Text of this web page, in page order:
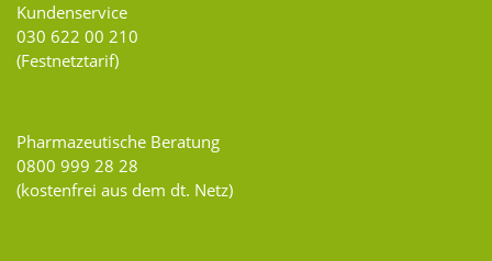
Kundenservice
030 622 00 210
(Festnetztarif)
Pharmazeutische Beratung
0800 999 28 28
(kostenfrei aus dem dt. Netz)